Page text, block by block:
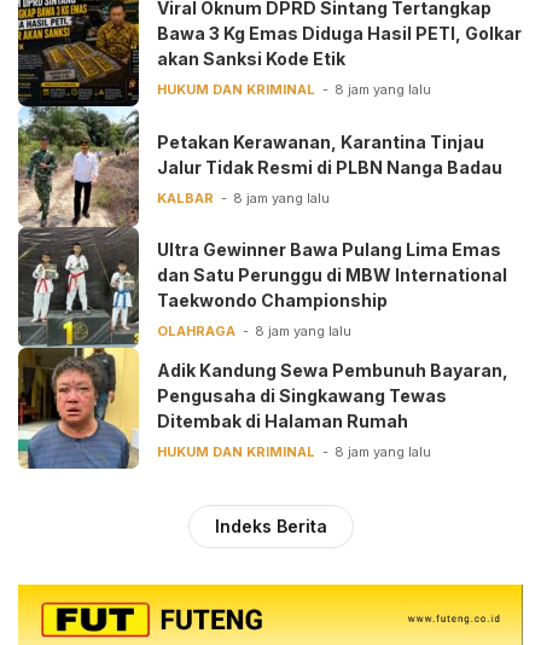
Viral Oknum DPRD Sintang Tertangkap
Bawa 3 Kg Emas Diduga Hasil PETI, Golkar
akan Sanksi Kode Etik
HUKUM DAN KRIMINAL 8 jam yang lalu
Petakan Kerawanan, Karantina Tinjau
Jalur Tidak Resmi di PLBN Nanga Badau
KALBAR 8 jam yang lalu
Ultra Gewinner Bawa Pulang Lima Emas
dan Satu Perunggu di MBW International
Taekwondo Championship
OLAHRAGA 8 jam yang lalu
Adik Kandung Sewa Pembunuh Bayaran,
Pengusaha di Singkawang Tewas
Ditembak di Halaman Rumah
HUKUM DAN KRIMINAL 8 jam yang lalu
Indeks Berita